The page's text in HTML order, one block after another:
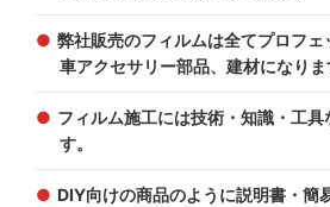
弊社販売のフィルムは全てプロフ
車アクセサリー部品、建材になりま
フィルム施工には技術・知識・工具
す。
DIY向けの商品のように説明書・簡